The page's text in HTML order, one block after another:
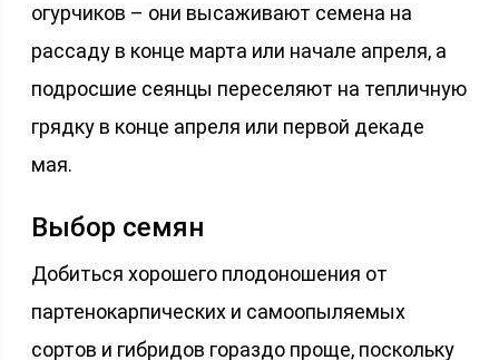
огурчиков – они высаживают семена на
рассаду в конце марта или начале апреля, а
подросшие сеянцы переселяют на тепличную
грядку в конце апреля или первой декаде
мая.
Выбор семян
Добиться хорошего плодоношения от
партенокарпических и самоопыляемых
сортов и гибридов гораздо проще, поскольку